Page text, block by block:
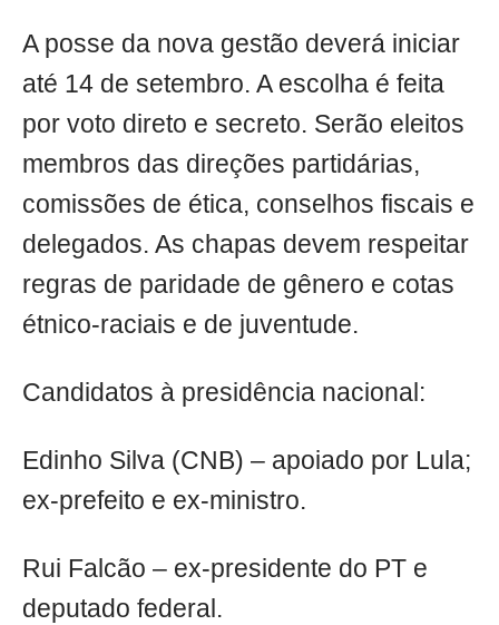
A posse da nova gestão deverá iniciar
até 14 de setembro. A escolha é feita
por voto direto e secreto. Serão eleitos
membros das direções partidárias,
comissões de ética, conselhos fiscais e
delegados. As chapas devem respeitar
regras de paridade de gênero e cotas
étnico-raciais e de juventude.
Candidatos à presidência nacional:
Edinho Silva (CNB) – apoiado por Lula;
ex-prefeito e ex-ministro.
Rui Falcão – ex-presidente do PT e
deputado federal.